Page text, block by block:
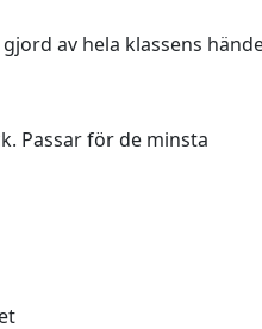
av hela klassens
Passar för de minsta